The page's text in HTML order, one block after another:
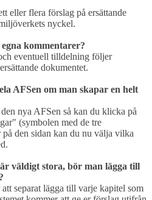
eller flera förslag på ersättande
nyckel.
kommentarer?
eventuell tilldelning följer
dokumentet.
AFSen om man skapar en helt
nya AFSen så kan du klicka på
(symbolen med de tre
den sidan kan du nu välja vilka
väldigt stora, bör man lägga till
separat lägga till varje kapitel som